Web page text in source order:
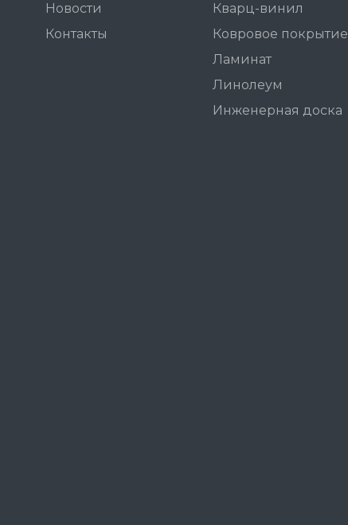
Новости
Контакты
Кварц-винил
Ковровое покрытие
Ламинат
Линолеум
Инженерная доска